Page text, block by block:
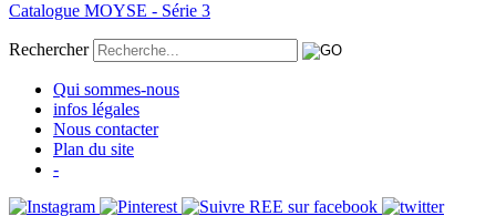
Catalogue MOYSE - Série 3
Rechercher
Qui sommes-nous
infos légales
Nous contacter
Plan du site
-